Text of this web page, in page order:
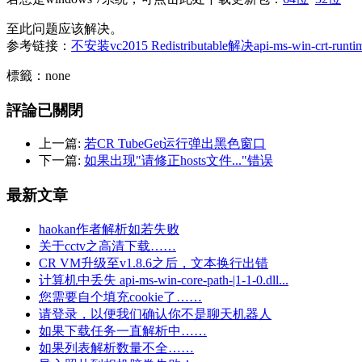
至此问题应该解决。
参考链接： 不安装vc2015 Redistributable解决api-ms-win-crt-
標籤：none
評論已關閉
上一篇: 若CR TubeGet运行弹出黑色窗口
下一篇: 如果出现"请修正hosts文件..."错误
最新文章
haokan作者解析如若失败
关于cctv之高清下载……
CR VM升级至v1.8.6之后，文本换行出错
计算机中丢失 api-ms-win-core-path-|1-1-0.dll...
您需要自个填充cookie了……
请登录，以便我们确认你不是聊天机器人
如果下载任务一直解析中……
如果列表解析数量不全……